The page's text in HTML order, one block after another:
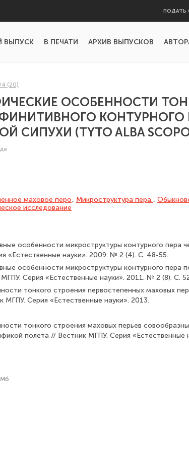
ПОДАТЬ
ВЫПУСК В ПЕЧАТИ АРХИВ ВЫПУСКОВ
(20)
ОСОБЕННОСТИ
КОНТУРНОГО
СИПУХИ (TYTO ALBA
маховое перо, Микроструктура пера.,
исследование
особенности микроструктуры контурного пера
«Естественные науки». 2009. № 2 (4). С. 48-55.
особенности микроструктуры контурного пера
Серия «Естественные науки». 2011. № 2 (8). С.
тонкого строения первостепенных маховых
МГПУ. Серия «Естественные науки». 2013.
тонкого строения маховых перьев
полета // Вестник МГПУ. Серия
Мб